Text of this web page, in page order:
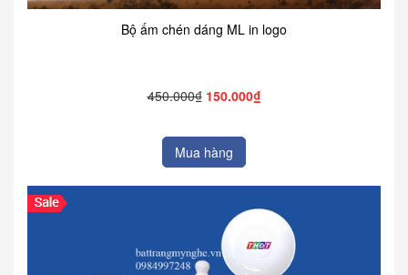
Bộ ấm chén dáng ML in logo
450.000₫ 150.000₫
Mua hàng